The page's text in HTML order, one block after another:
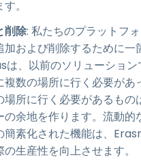
。
削除: 私たちのプラットフ
加および削除するために一
は、以前のソリューション
複数の場所に行く必要があ
所に行く必要があるもの
の余地を作ります。流動的
簡素化された機能は、
生産性を向上させます。